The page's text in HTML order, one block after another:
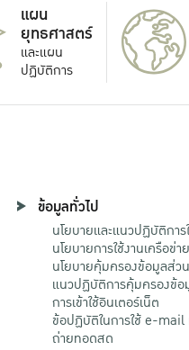
แผน
ยุทธศาสตร์
และแผน
ปฏิบัติการ
ข้อมูลทั่วไป
นโยบายและแนวปฏิบัติกา
นโยบายการใช้งานเครือข่
นโยบายคุ้มครองข้อมูลส่ว
แนวปฏิบัติการคุ้มครองข้
การเข้าใช้อินเตอร์เน็ต
ข้อปฏิบัติในการใช้ e-
ถ่ายทอดสด